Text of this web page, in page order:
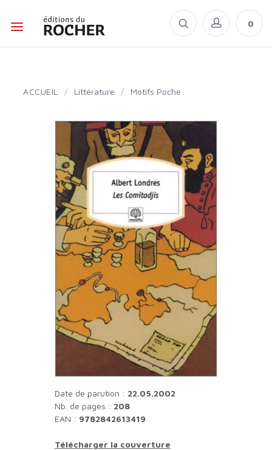
0
ACCUEIL / Littérature / Motifs Poche
Date de parution : 22.05.2002
Nb. de pages : 208
EAN : 9782842613419
Télécharger la couverture